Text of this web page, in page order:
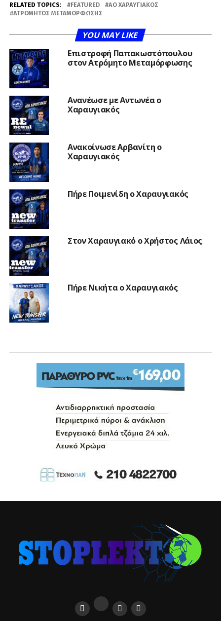
RELATED TOPICS: FEATURED
ΑΟ ΧΑΡΑΥΓΙΑΚΌΣ
ΑΤΡΌΜΗΤΟΣ ΜΕΤΑΜΌΡΦΩΣΗΣ
YOU MAY LIKE
Επιστροφή Παπακωστόπουλου
στον Ατρόμητο Μεταμόρφωσης
Ανανέωσε με Αντωνέα ο
Χαραυγιακός
Ανακοίνωσε Αρβανίτη ο
Χαραυγιακός
Πήρε Ποιμενίδη ο Χαραυγιακός
Στον Χαραυγιακό ο Χρήστος Λάιος
Πήρε Νικήτα ο Χαραυγιακός